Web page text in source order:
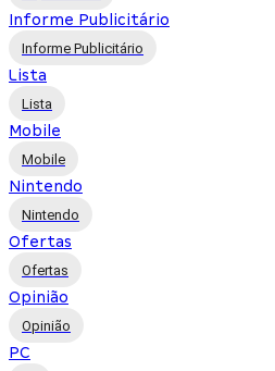
Informe Publicitário
Informe Publicitário
Lista
Lista
Mobile
Mobile
Nintendo
Nintendo
Ofertas
Ofertas
Opinião
Opinião
PC